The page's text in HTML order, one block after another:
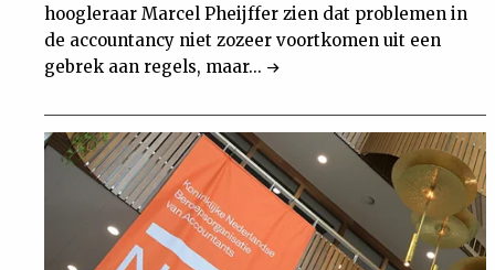
hoogleraar Marcel Pheijffer zien dat problemen in
de accountancy niet zozeer voortkomen uit een
gebrek aan regels, maar...